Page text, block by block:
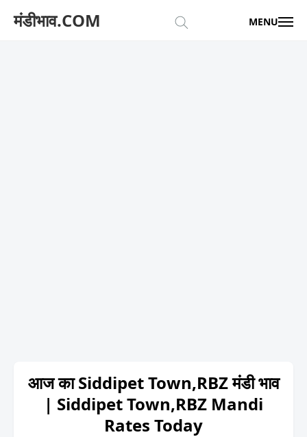
मंडीभाव.COM MENU
आज का Siddipet Town,RBZ मंडी भाव
| Siddipet Town,RBZ Mandi
Rates Today